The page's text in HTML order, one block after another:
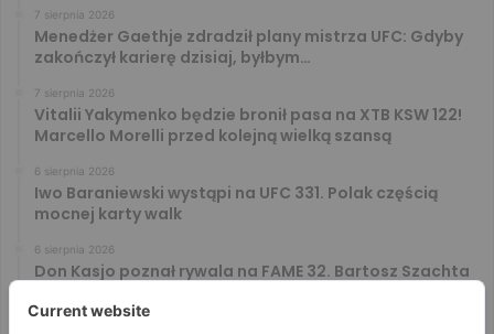
7 sierpnia 2026
Menedżer Gaethje zdradził plany mistrza UFC: Gdyby
zakończył karierę dzisiaj, byłbym…
7 sierpnia 2026
Vitalii Yakymenko będzie bronił pasa na XTB KSW 122!
Marcello Morelli przed kolejną wielką szansą
6 sierpnia 2026
Iwo Baraniewski wystąpi na UFC 331. Polak częścią
mocnej karty walk
6 sierpnia 2026
Don Kasjo poznał rywala na FAME 32. Bartosz Szachta